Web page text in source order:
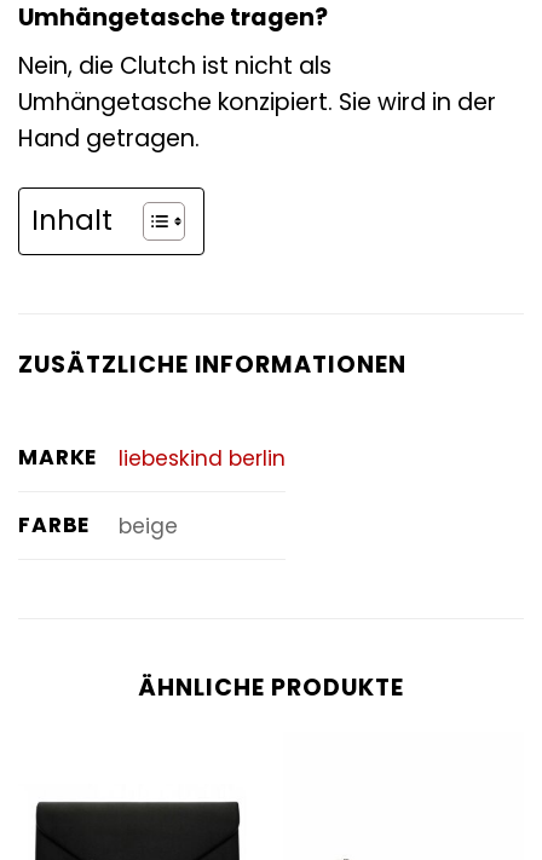
Umhängetasche tragen?
Nein, die Clutch ist nicht als
Umhängetasche konzipiert. Sie wird in der
Hand getragen.
Inhalt
ZUSÄTZLICHE INFORMATIONEN
MARKE liebeskind berlin
FARBE beige
ÄHNLICHE PRODUKTE